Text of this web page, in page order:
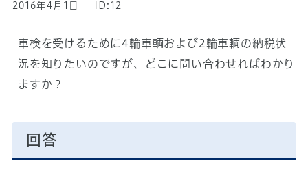
2016年4月1日 ID:12
車検を受けるために4輪車輌および2輪車輌の納税状
況を知りたいのですが、どこに問い合わせればわかり
ますか？
回答